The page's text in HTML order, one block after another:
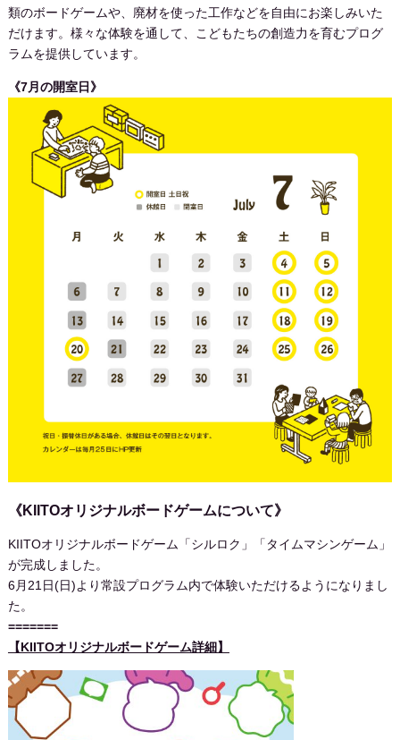
類のボードゲームや、廃材を使った工作などを自由にお楽しみいた
だけます。様々な体験を通して、こどもたちの創造力を育むプログ
ラムを提供しています。
《7月の開室日》
《KIITOオリジナルボードゲームについて》
KIITOオリジナルボードゲーム「シルロク」「タイムマシンゲーム」
が完成しました。
6月21日(日)より常設プログラム内で体験いただけるようになりまし
た。
=======
【KIITOオリジナルボードゲーム詳細】